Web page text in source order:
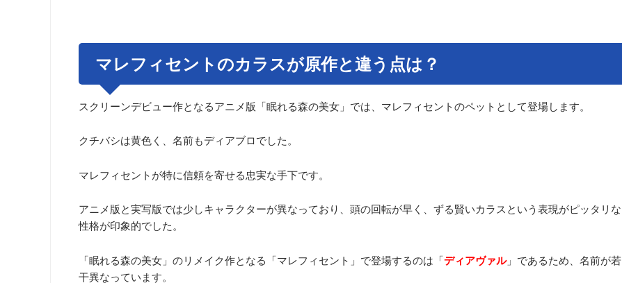
マレフィセントのカラスが原作と違う点は？
スクリーンデビュー作となるアニメ版「眠れる森の美女」では、マレフィセントのペットとして登場します。
クチバシは黄色く、名前もディアブロでした。
マレフィセントが特に信頼を寄せる忠実な手下です。
アニメ版と実写版では少しキャラクターが異なっており、頭の回転が早く、ずる賢いカラスという表現がピッタリな
性格が印象的でした。
「眠れる森の美女」のリメイク作となる「マレフィセント」で登場するのは「 ディアヴァル」であるため、名前が若
干異なっています。